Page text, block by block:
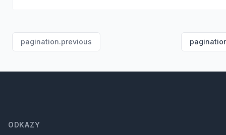
pagination.previous
ODKAZY